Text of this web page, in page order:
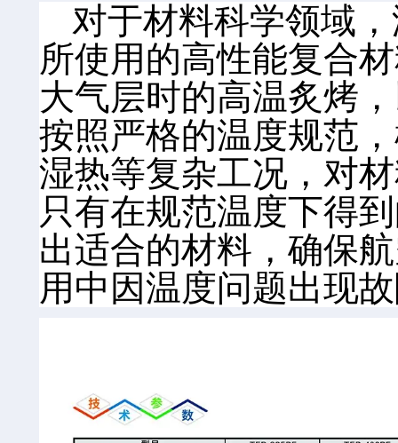
对于材料科学领域
所使用的高性能复合
大气层时的高温炙烤
按照严格的温度规范
湿热等复杂工况，对
只有在规范温度下得
出适合的材料，确保
用中因温度问题出现